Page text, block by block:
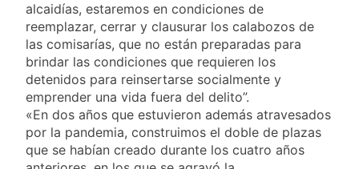
los bebés
El último adiós al
papá de Leo Messi
20 Horas Atrás
Quilmes recibe a
Almagro con la mira
puesta en el Reducido
20 Horas Atrás
La crisis económica
también llega a los
templos: casi la
1 Día Atrás
alcaidías, estaremos en condiciones de
reemplazar, cerrar y clausurar los calabozos de
las comisarías, que no están preparadas para
brindar las condiciones que requieren los
detenidos para reinsertarse socialmente y
emprender una vida fuera del delito”.
«En dos años que estuvieron además atravesados
por la pandemia, construimos el doble de plazas
que se habían creado durante los cuatro años